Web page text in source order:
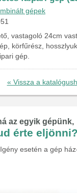
gépek
vastagoló 24cm
körfűrész,
gép.
« Vissza a
az egyik gépünk,
érte eljönni?
Igény esetén a gép